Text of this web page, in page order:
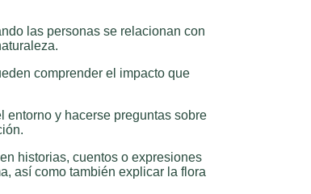
las personas se relacionan con
comprender el impacto que
entorno y hacerse preguntas sobre
historias, cuentos o expresiones
así como también explicar la flora